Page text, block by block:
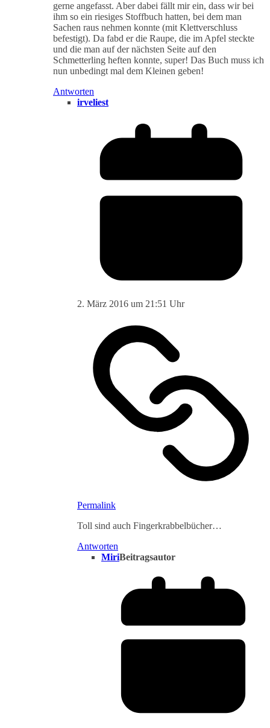
gerne angefasst. Aber dabei fällt mir ein, dass wir bei
ihm so ein riesiges Stoffbuch hatten, bei dem man
Sachen raus nehmen konnte (mit Klettverschluss
befestigt). Da fabd er die Raupe, die im Apfel steckte
und die man auf der nächsten Seite auf den
Schmetterling heften konnte, super! Das Buch muss ich
nun unbedingt mal dem Kleinen geben!
Antworten
irveliest
2. März 2016 um 21:51 Uhr
Permalink
Toll sind auch Fingerkrabbelbücher…
Antworten
MiriBeitragsautor